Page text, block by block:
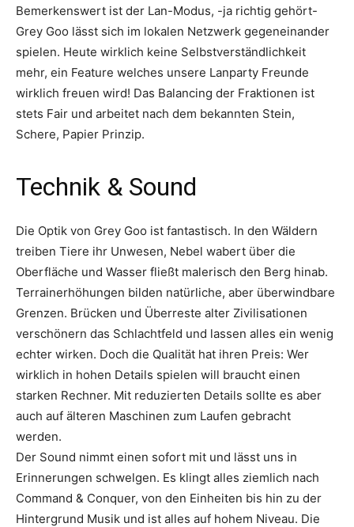
Bemerkenswert ist der Lan-Modus, -ja richtig gehört-
Grey Goo lässt sich im lokalen Netzwerk gegeneinander
spielen. Heute wirklich keine Selbstverständlichkeit
mehr, ein Feature welches unsere Lanparty Freunde
wirklich freuen wird! Das Balancing der Fraktionen ist
stets Fair und arbeitet nach dem bekannten Stein,
Schere, Papier Prinzip.
Technik & Sound
Die Optik von Grey Goo ist fantastisch. In den Wäldern
treiben Tiere ihr Unwesen, Nebel wabert über die
Oberfläche und Wasser fließt malerisch den Berg hinab.
Terrainerhöhungen bilden natürliche, aber überwindbare
Grenzen. Brücken und Überreste alter Zivilisationen
verschönern das Schlachtfeld und lassen alles ein wenig
echter wirken. Doch die Qualität hat ihren Preis: Wer
wirklich in hohen Details spielen will braucht einen
starken Rechner. Mit reduzierten Details sollte es aber
auch auf älteren Maschinen zum Laufen gebracht
werden.
Der Sound nimmt einen sofort mit und lässt uns in
Erinnerungen schwelgen. Es klingt alles ziemlich nach
Command & Conquer, von den Einheiten bis hin zu der
Hintergrund Musik und ist alles auf hohem Niveau. Die